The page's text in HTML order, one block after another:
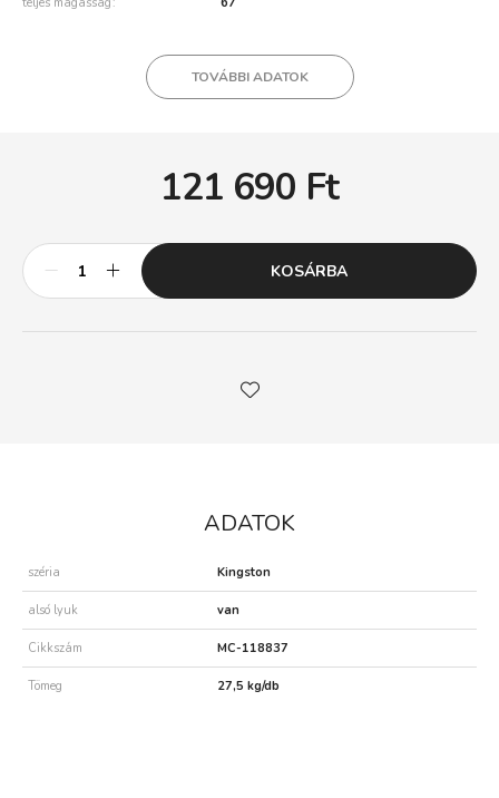
TOVÁBBI ADATOK
121 690 Ft
KOSÁRBA
ADATOK
széria Kingston
alsó lyuk van
Cikkszám MC-118837
Tömeg 27,5 kg/db